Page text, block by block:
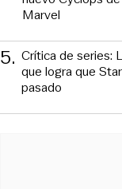
Marvel
5. Crítica de series:
que logra que
pasado